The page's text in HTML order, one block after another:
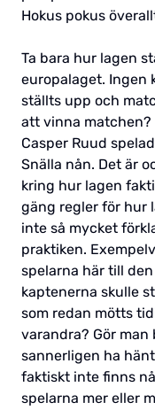
Hokus pokus
Ta bara hur lagen
europalaget. Ingen
ställts upp och
att vinna matchen?
Casper Ruud
Snälla nån. Det är
kring hur lagen
gäng regler för hur
inte så mycket
praktiken.
spelarna här till
kaptenerna skulle
som redan mötts
varandra? Gör man
sannerligen ha
faktiskt inte finns
spelarna mer eller